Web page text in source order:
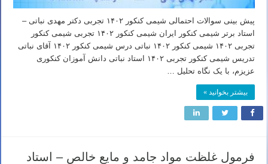
پیش بینی سوالات احتمالی شیمی کنکور ۱۴۰۲ تجربی دکتر مهدی نباتی –
استاد برتر شیمی کنکور ایران شیمی کنکور ۱۴۰۲ تجربی شیمی کنکور
تجربی ۱۴۰۲ شیمی کنکور ۱۴۰۲ نباتی درس شیمی کنکور ۱۴۰۲ آقای نباتی
تدریس شیمی کنکور تجربی ۱۴۰۲ استاد نباتی دانش آموزان کنکوری
عزیزم، با یک نگاه تحلیل …
بیشتر بخوانید »
فرمول غلظت مواد جامد و مایع خالص – استاد